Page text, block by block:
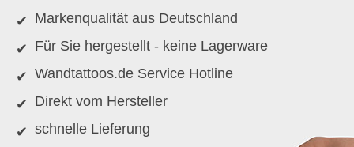
Markenqualität aus Deutschland
Für Sie hergestellt - keine Lagerware
Wandtattoos.de Service Hotline
Direkt vom Hersteller
schnelle Lieferung